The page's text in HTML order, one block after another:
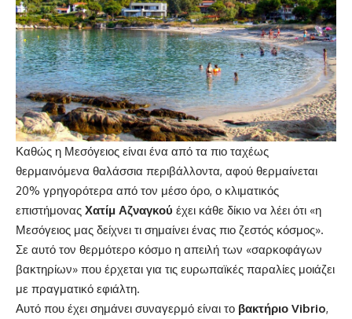
Καθώς η Μεσόγειος είναι ένα από τα πιο ταχέως
θερμαινόμενα θαλάσσια περιβάλλοντα, αφού θερμαίνεται
20% γρηγορότερα από τον μέσο όρο, ο κλιματικός
επιστήμονας Χατίμ Αζναγκού έχει κάθε δίκιο να λέει ότι «η
Μεσόγειος μας δείχνει τι σημαίνει ένας πιο ζεστός κόσμος».
Σε αυτό τον θερμότερο κόσμο η απειλή των «σαρκοφάγων
βακτηρίων» που έρχεται για τις ευρωπαϊκές παραλίες μοιάζει
με πραγματικό εφιάλτη.
Αυτό που έχει σημάνει συναγερμό είναι το βακτήριο Vibrio,